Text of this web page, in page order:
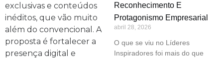
exclusivas e conteúdos
inéditos, que vão muito
além do convencional. A
proposta é fortalecer a
presença digital e
Reconhecimento E
Protagonismo Empresarial
abril 28, 2026
O que se viu no Líderes
Inspiradores foi mais do que